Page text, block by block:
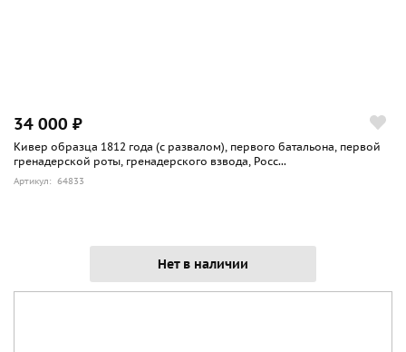
34 000 ₽
Кивер образца 1812 года (с развалом), первого батальона, первой
гренадерской роты, гренадерского взвода, Росс...
Артикул: 64833
Нет в наличии